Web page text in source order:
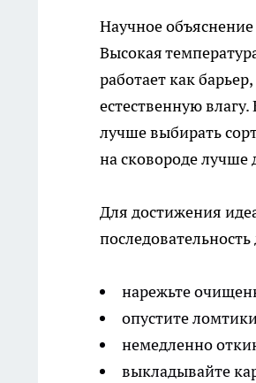
Научное
Высокая
работает как
естественную
лучше выбирать
на сковороде лучше
Для достижения
нарежьте
опустите
немедленно
выкладывайте